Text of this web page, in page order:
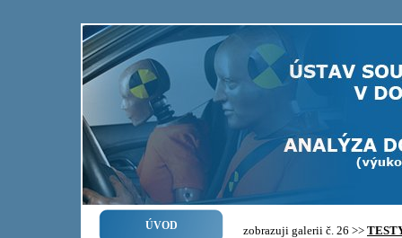
ÚVOD zobrazuji galerii č. 26 >>